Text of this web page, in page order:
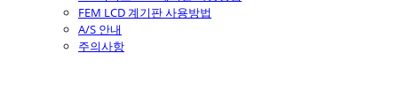
FEM LCD 계기판 사용방법
A/S 안내
주의사항